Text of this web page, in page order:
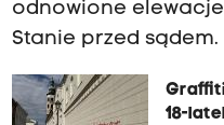
odnowione
Stanie przed sądem.
18-